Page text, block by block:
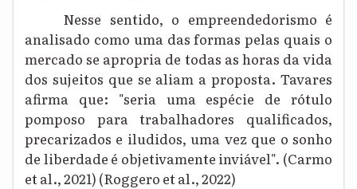
Nesse sentido, o empreendedorismo é
analisado como uma das formas pelas quais o
mercado se apropria de todas as horas da vida
dos sujeitos que se aliam a proposta. Tavares
afirma que: "seria uma espécie de rótulo
pomposo para trabalhadores qualificados,
precarizados e iludidos, uma vez que o sonho
de liberdade é objetivamente inviável". (Carmo
et al., 2021) (Roggero et al., 2022)